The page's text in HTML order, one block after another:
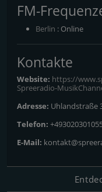
FM-
Berlin : Online
Kontakte
Website: https://
Spreeradio-
Adresse: Uhlandstraße
Telefon:
E-Mail: